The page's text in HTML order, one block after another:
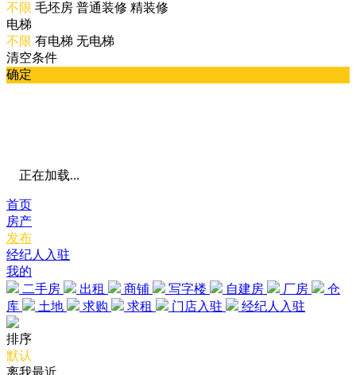
不限 毛坯房 普通装修 精装修
电梯
不限 有电梯 无电梯
清空条件
确定
正在加载...
首页
房产
发布
经纪人入驻
我的
二手房
出租 商铺 写字楼 自建房 厂房
仓
库
土地 求购 求租 门店入驻 经纪人入驻
排序
默认
离我最近